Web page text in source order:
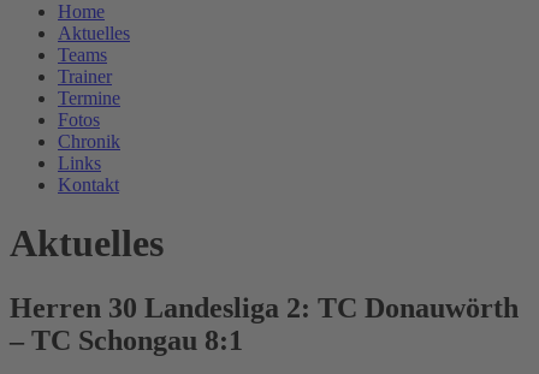
Home
Aktuelles
Teams
Trainer
Termine
Fotos
Chronik
Links
Kontakt
Aktuelles
Herren 30 Landesliga 2: TC Donauwörth
– TC Schongau 8:1